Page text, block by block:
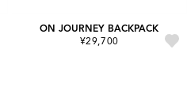
ON JOURNEY BACKPACK
¥29,700